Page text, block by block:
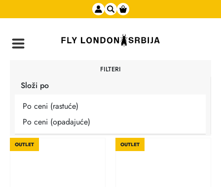
FILTERI
Složi po
Po ceni (rastuće)
Po ceni (opadajuće)
OUTLET OUTLET